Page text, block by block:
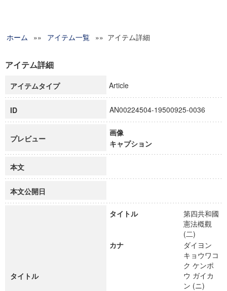
グローバルリサーチインスティテュート
科学研究費補助金研究成果報告書
慶應義塾大学グローバルCOEプログラム市民社会ガバナンス
慶應義塾大学グローバルCOEプログラム論理と感性の先端的
博士課程教育リーディングプログラム「超成熟社会発展のサ
学術雑誌掲載論文等(8)
ホーム »» アイテム一覧 »» アイテム詳細
アイテム詳細
アイテムタイプ Article
ID AN00224504-19500925-0036
プレビュー
画像
キャプション
本文
本文公開日
タイトル
タイトル
第四共和國
憲法槪觀
(二)
カナ
ダイヨン
キョウワコ
ク ケンポ
ウ ガイカ
ン (ニ)